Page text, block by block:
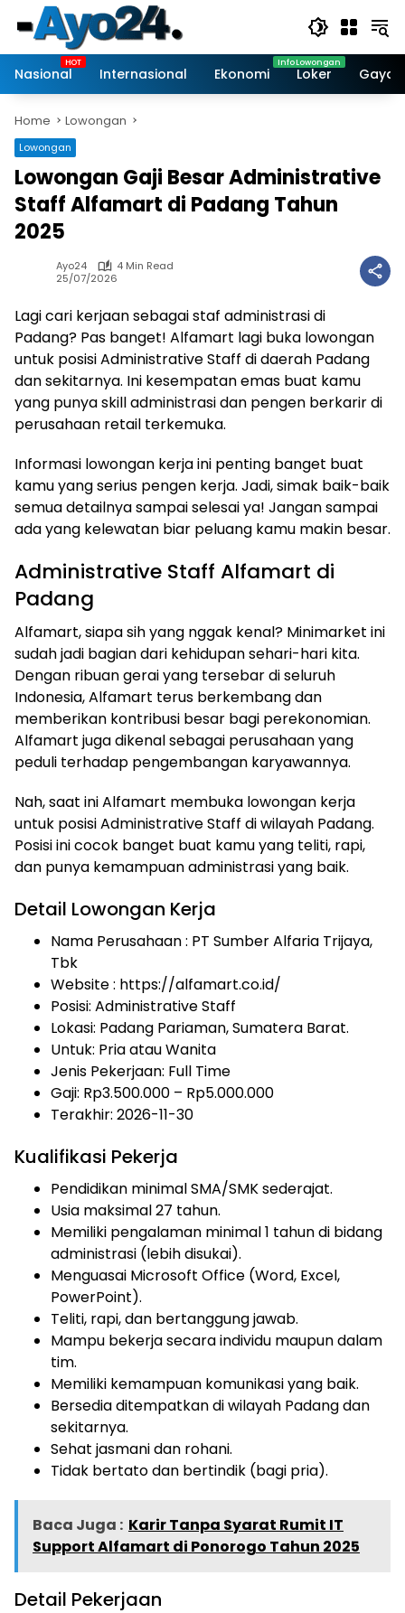
content
Nasional
Internasional Ekonomi Loker Gaya
Home Lowongan
Lowongan
Lowongan Gaji Besar Administrative
Staff Alfamart di Padang Tahun
2025
Ayo24
4 Min Read
25/07/2026
Lagi cari kerjaan sebagai staf administrasi di
Padang? Pas banget! Alfamart lagi buka lowongan
untuk posisi Administrative Staff di daerah Padang
dan sekitarnya. Ini kesempatan emas buat kamu
yang punya skill administrasi dan pengen berkarir di
perusahaan retail terkemuka.
Informasi lowongan kerja ini penting banget buat
kamu yang serius pengen kerja. Jadi, simak baik-baik
semua detailnya sampai selesai ya! Jangan sampai
ada yang kelewatan biar peluang kamu makin besar.
Administrative Staff Alfamart di
Padang
Alfamart, siapa sih yang nggak kenal? Minimarket ini
sudah jadi bagian dari kehidupan sehari-hari kita.
Dengan ribuan gerai yang tersebar di seluruh
Indonesia, Alfamart terus berkembang dan
memberikan kontribusi besar bagi perekonomian.
Alfamart juga dikenal sebagai perusahaan yang
peduli terhadap pengembangan karyawannya.
Nah, saat ini Alfamart membuka lowongan kerja
untuk posisi Administrative Staff di wilayah Padang.
Posisi ini cocok banget buat kamu yang teliti, rapi,
dan punya kemampuan administrasi yang baik.
Detail Lowongan Kerja
Nama Perusahaan : PT Sumber Alfaria Trijaya,
Tbk
Website : https://alfamart.co.id/
Posisi: Administrative Staff
Lokasi: Padang Pariaman, Sumatera Barat.
Untuk: Pria atau Wanita
Jenis Pekerjaan: Full Time
Gaji: Rp3.500.000 – Rp5.000.000
Terakhir: 2026-11-30
Kualifikasi Pekerja
Pendidikan minimal SMA/SMK sederajat.
Usia maksimal 27 tahun.
Memiliki pengalaman minimal 1 tahun di bidang
administrasi (lebih disukai).
Menguasai Microsoft Office (Word, Excel,
PowerPoint).
Teliti, rapi, dan bertanggung jawab.
Mampu bekerja secara individu maupun dalam
tim.
Memiliki kemampuan komunikasi yang baik.
Bersedia ditempatkan di wilayah Padang dan
sekitarnya.
Sehat jasmani dan rohani.
Tidak bertato dan bertindik (bagi pria).
Baca Juga : Karir Tanpa Syarat Rumit IT
Support Alfamart di Ponorogo Tahun 2025
Detail Pekerjaan